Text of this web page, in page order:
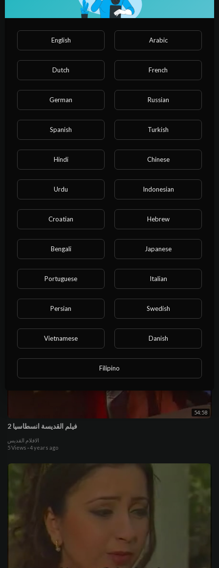
1:02:24
فيلم القديسة أناسيمون السائحة 2
الافلام القديس
4 years ago
16 Views·4 years ago
54:58
فيلم القديسة انسطاسيا 2
الافلام القديس
5 Views ·4 years ago
English Arabic
Dutch French
German Russian
Spanish Turkish
Hindi Chinese
Urdu Indonesian
Croatian Hebrew
Bengali Japanese
Portuguese Italian
Persian Swedish
Vietnamese Danish
Filipino